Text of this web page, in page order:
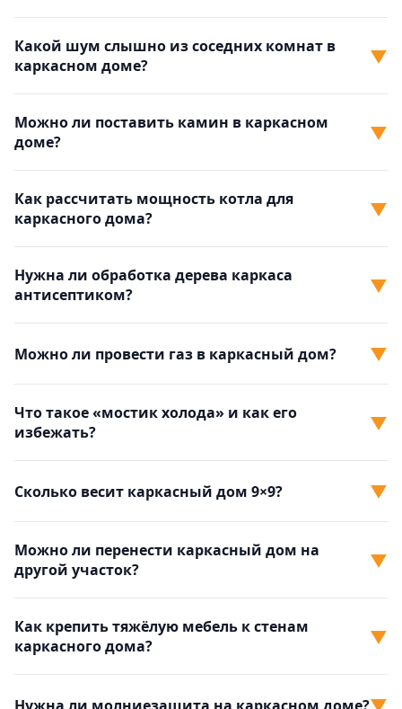
Какой шум слышно из соседних комнат в
каркасном доме?
▼
Можно ли поставить камин в каркасном
доме?
▼
Как рассчитать мощность котла для
каркасного дома?
▼
Нужна ли обработка дерева каркаса
антисептиком?
▼
Можно ли провести газ в каркасный дом? ▼
Что такое «мостик холода» и как его
избежать?
▼
Сколько весит каркасный дом 9×9? ▼
Можно ли перенести каркасный дом на
другой участок?
▼
Как крепить тяжёлую мебель к стенам
каркасного дома?
▼
Нужна ли молниезащита на каркасном доме?